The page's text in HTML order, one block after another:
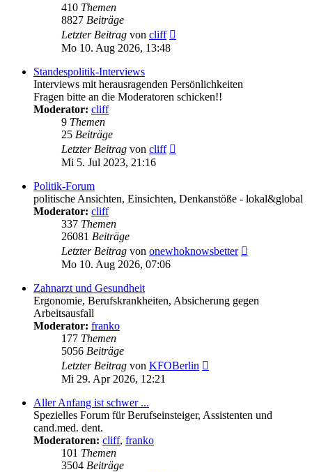
410 Themen
8827 Beiträge
Letzter Beitrag von cliff
Mo 10. Aug 2026, 13:48
Standespolitik-Interviews
Interviews mit herausragenden Persönlichkeiten
Fragen bitte an die Moderatoren schicken!!
Moderator: cliff
9 Themen
25 Beiträge
Letzter Beitrag von cliff
Mi 5. Jul 2023, 21:16
Politik-Forum
politische Ansichten, Einsichten, Denkanstöße - lokal&global
Moderator: cliff
337 Themen
26081 Beiträge
Letzter Beitrag von onewhoknowsbetter
Mo 10. Aug 2026, 07:06
Zahnarzt und Gesundheit
Ergonomie, Berufskrankheiten, Absicherung gegen
Arbeitsausfall
Moderator: franko
177 Themen
5056 Beiträge
Letzter Beitrag von KFOBerlin
Mi 29. Apr 2026, 12:21
Aller Anfang ist schwer ...
Spezielles Forum für Berufseinsteiger, Assistenten und
cand.med. dent.
Moderatoren: cliff, franko
101 Themen
3504 Beiträge